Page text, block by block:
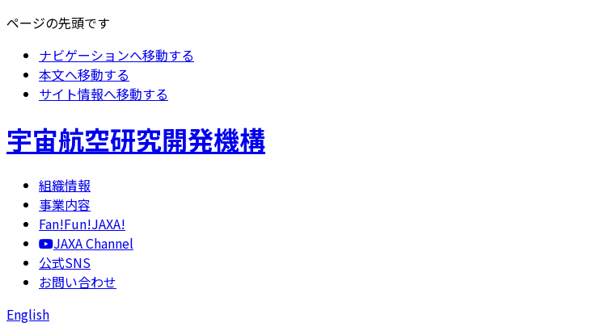
ページの先頭です
ナビゲーションへ移動する
本文へ移動する
サイト情報へ移動する
宇宙航空研究開発機構
組織情報
事業内容
Fan!Fun!JAXA!
JAXA Channel
公式SNS
お問い合わせ
English